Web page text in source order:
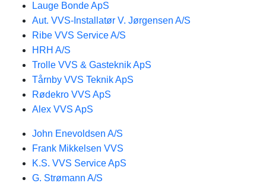
Lauge Bonde ApS
Aut. VVS-Installatør V. Jørgensen A/S
Ribe VVS Service A/S
HRH A/S
Trolle VVS & Gasteknik ApS
Tårnby VVS Teknik ApS
Rødekro VVS ApS
Alex VVS ApS
John Enevoldsen A/S
Frank Mikkelsen VVS
K.S. VVS Service ApS
G. Strømann A/S